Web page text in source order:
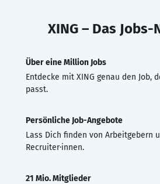
XING – Das
Über eine Million Jobs
Entdecke mit XING genau den Job,
passt.
Persönliche Job-Angebote
Lass Dich finden von Arbeitgebern
Recruiter·innen.
21 Mio. Mitglieder